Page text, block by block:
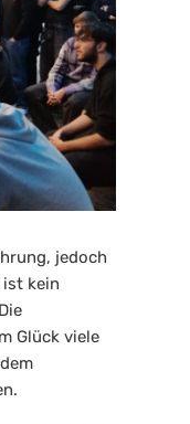
jedoch
ist kein
Glück viele